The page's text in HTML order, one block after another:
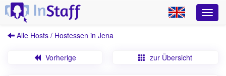
Alle Hosts / Hostessen in Jena
Vorherige zur Übersicht